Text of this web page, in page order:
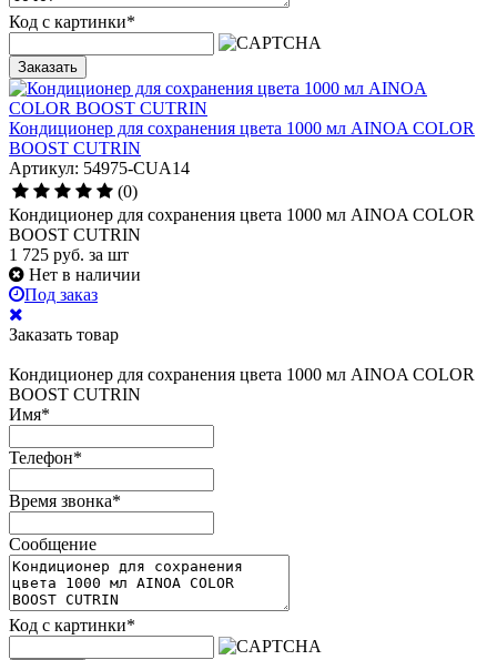
Код с картинки*
Заказать
Кондиционер для сохранения цвета 1000 мл AINOA COLOR
BOOST CUTRIN
Артикул: 54975-CUA14
(0)
Кондиционер для сохранения цвета 1000 мл AINOA COLOR
BOOST CUTRIN
1 725 руб. за шт
Нет в наличии
Под заказ
Заказать товар
Кондиционер для сохранения цвета 1000 мл AINOA COLOR
BOOST CUTRIN
Имя*
Телефон*
Время звонка*
Сообщение
Код с картинки*